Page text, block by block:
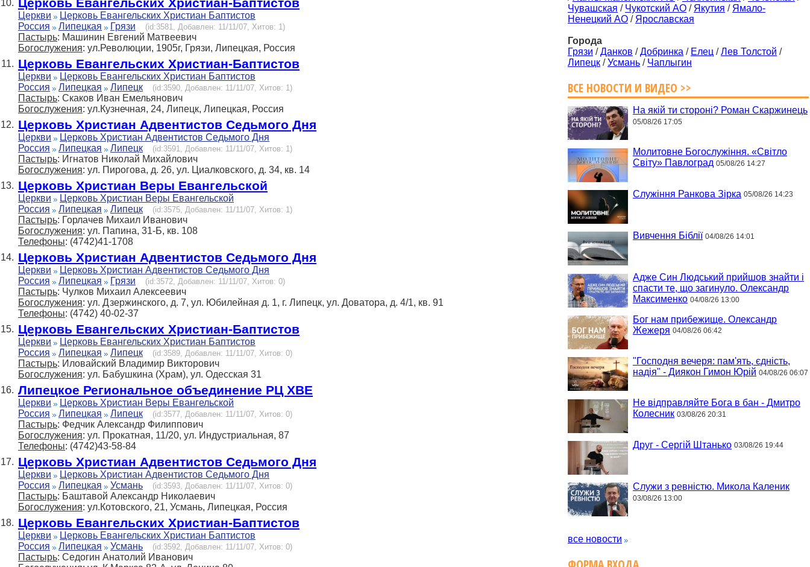
10. Церковь Евангельских Христиан-Баптистов
Церкви
Церковь Евангельских Христиан Баптистов
Россия
Липецкая Грязи (id:3581, Добавлен: 11/11/07, Хитов: 1)
Пастырь: Машинин Евгений Матвеевич
Богослужения: ул.Революции, 1905г, Грязи, Липецкая, Россия
11. Церковь Евангельских Христиан-Баптистов
Церкви
Церковь Евангельских Христиан Баптистов
Россия
Липецкая Липецк (id:3590, Добавлен: 11/11/07, Хитов: 1)
Пастырь: Скаков Иван Емельянович
Богослужения: ул.Кузнечная, 24, Липецк, Липецкая, Россия
12. Церковь Христиан Адвентистов Седьмого Дня
Церкви
Церковь Христиан Адвентистов Седьмого Дня
Россия
Липецкая Липецк (id:3591, Добавлен: 11/11/07, Хитов: 1)
Пастырь: Игнатов Николай Михайлович
Богослужения: ул. Пирогова, д. 26, ул. Циалковского, д. 34, кв. 14
13. Церковь Христиан Веры Евангельской
Церкви
Церковь Христиан Веры Евангельской
Россия
Липецкая Липецк (id:3575, Добавлен: 11/11/07, Хитов: 1)
Пастырь: Горлачев Михаил Иванович
Богослужения: ул. Папина, 31-Б, кв. 108
Телефоны: (4742)41-1708
14. Церковь Христиан Адвентистов Седьмого Дня
Церкви
Церковь Христиан Адвентистов Седьмого Дня
Россия
Липецкая Грязи (id:3572, Добавлен: 11/11/07, Хитов: 0)
Пастырь: Чулков Михаил Алексеевич
Богослужения: ул. Дзержинского, д. 7, ул. Юбилейная д. 1, г. Липецк, ул. Доватора, д. 4/1, кв. 91
Телефоны: (4742) 40-02-37
15. Церковь Евангельских Христиан-Баптистов
Церкви
Церковь Евангельских Христиан Баптистов
Россия
Липецкая Липецк (id:3589, Добавлен: 11/11/07, Хитов: 0)
Пастырь: Иловайский Владимир Викторович
Богослужения: ул. Бабушкина (Храм), ул. Одесская 31
16. Липецкое Региональное объединение РЦ ХВЕ
Церкви
Церковь Христиан Веры Евангельской
Россия
Липецкая Липецк (id:3577, Добавлен: 11/11/07, Хитов: 0)
Пастырь: Федчик Александр Филиппович
Богослужения: ул. Прокатная, 11/20, ул. Индустриальная, 87
Телефоны: (4742)43-58-84
17. Церковь Христиан Адвентистов Седьмого Дня
Церкви
Церковь Христиан Адвентистов Седьмого Дня
Россия
Липецкая Усмань (id:3593, Добавлен: 11/11/07, Хитов: 0)
Пастырь: Баштавой Александр Николаевич
Богослужения: ул.Котовского, 21, Усмань, Липецкая, Россия
18. Церковь Евангельских Христиан-Баптистов
Церкви
Церковь Евангельских Христиан Баптистов
Россия
Липецкая Усмань (id:3592, Добавлен: 11/11/07, Хитов: 0)
Пастырь: Седогин Анатолий Иванович
Чувашская / Чукотский АО / Якутия / Ямало-
Ненецкий АО / Ярославская
Города
Грязи /Данков /Добринка / Елец /Лев Толстой /
Липецк /Усмань / Чаплыгин
ВСЕ НОВОСТИ И ВИДЕО >>
На якій ти стороні? Роман Скаржинець
05/08/26 17:05
Молитовне Богослужіння. «Світло
Світу» Павлоград 05/08/26 14:27
Служіння Ранкова Зірка 05/08/26 14:23
Вивчення Біблії 04/08/26 14:01
Адже Син Людський прийшов знайти і
спасти те, що загинуло. Олександр
Максименко 04/08/26 13:00
Бог нам прибежище. Олександр
Жежеря 04/08/26 06:42
"Господня вечеря: пам'ять, єдність,
надія" - Диякон Гимон Юрій 04/08/26 06:07
Не відправляйте Бога в бан - Дмитро
Колесник 03/08/26 20:31
Друг - Сергій Штанько 03/08/26 19:44
Служи з ревністю. Микола Каленик
03/08/26 13:00
все новости